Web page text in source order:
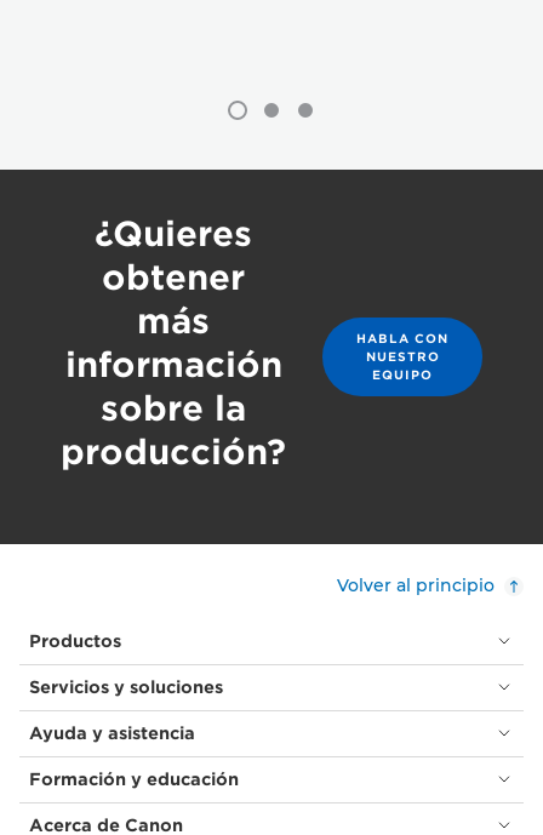
¿Quieres
obtener
más
información
sobre la
producción?
HABLA CON
NUESTRO
EQUIPO
Volver al principio
Productos
Servicios y soluciones
Ayuda y asistencia
Formación y educación
Acerca de Canon